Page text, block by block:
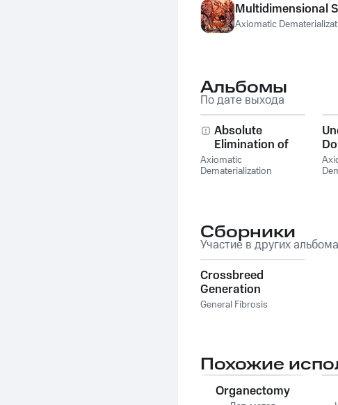
Multidimensional
Axiomatic
Альбомы
По дате выхода
Absolute
Elimination of
Existence
Axiomatic
Dematerialization
Сборники
Участие в других
Crossbreed
Generation
General Fibrosis
Похожие
Organectomy